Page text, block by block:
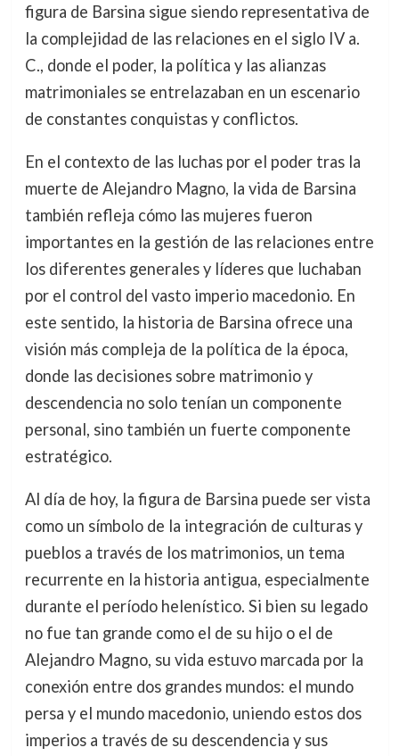
figura de Barsina sigue siendo representativa de
la complejidad de las relaciones en el siglo IV a.
C., donde el poder, la política y las alianzas
matrimoniales se entrelazaban en un escenario
de constantes conquistas y conflictos.
En el contexto de las luchas por el poder tras la
muerte de Alejandro Magno, la vida de Barsina
también refleja cómo las mujeres fueron
importantes en la gestión de las relaciones entre
los diferentes generales y líderes que luchaban
por el control del vasto imperio macedonio. En
este sentido, la historia de Barsina ofrece una
visión más compleja de la política de la época,
donde las decisiones sobre matrimonio y
descendencia no solo tenían un componente
personal, sino también un fuerte componente
estratégico.
Al día de hoy, la figura de Barsina puede ser vista
como un símbolo de la integración de culturas y
pueblos a través de los matrimonios, un tema
recurrente en la historia antigua, especialmente
durante el período helenístico. Si bien su legado
no fue tan grande como el de su hijo o el de
Alejandro Magno, su vida estuvo marcada por la
conexión entre dos grandes mundos: el mundo
persa y el mundo macedonio, uniendo estos dos
imperios a través de su descendencia y sus